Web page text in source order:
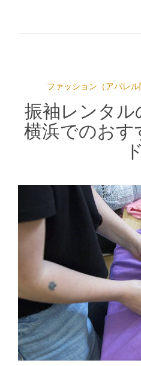
ファッション（アパレル
振袖レンタル
横浜でのおす
ド